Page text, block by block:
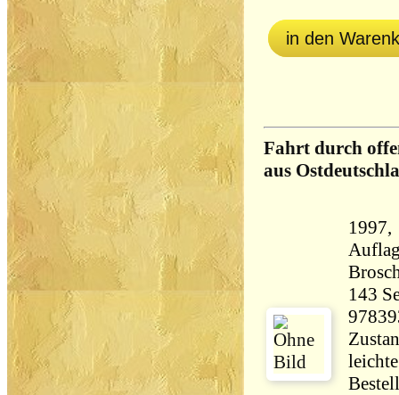
in den
Fahrt durch
aus
143 Seiten